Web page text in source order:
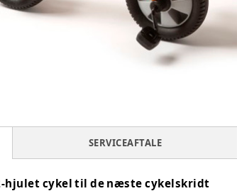
SERVICEAFTALE
hjulet cykel til de næste cykelskridt